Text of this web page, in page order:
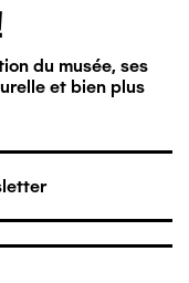
du musée, ses
et bien plus